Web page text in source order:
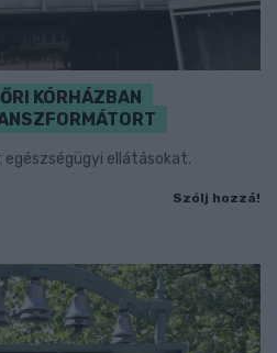
KÓRHÁZBAN
ellátásokat.
Szólj hozzá!